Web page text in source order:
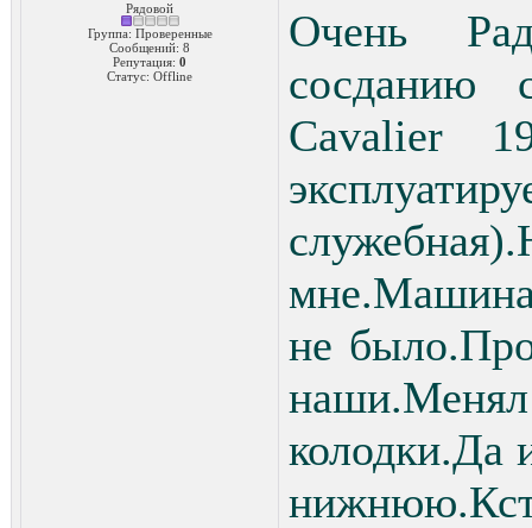
Рядовой
Группа: Проверенные
Сообщений: 8
Репутация: 0
Статус: Offline
Очень
сосданию
Cavalier
не
колодки.Да